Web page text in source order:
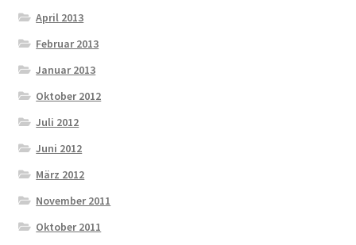
April 2013
Februar 2013
Januar 2013
Oktober 2012
Juli 2012
Juni 2012
März 2012
November 2011
Oktober 2011